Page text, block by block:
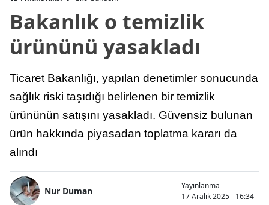
Bakanlık o temizlik
ürününü yasakladı
Ticaret Bakanlığı, yapılan denetimler sonucunda
sağlık riski taşıdığı belirlenen bir temizlik
ürününün satışını yasakladı. Güvensiz bulunan
ürün hakkında piyasadan toplatma kararı da
alındı
Nur Duman
Yayınlanma
17 Aralık 2025 - 16:34